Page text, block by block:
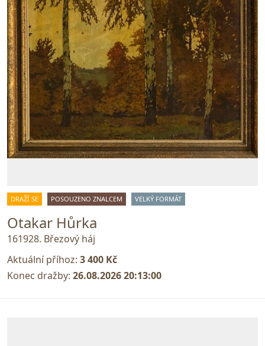
DRAŽÍ SE POSOUZENO ZNALCEM VELKÝ FORMÁT
Otakar Hůrka
161928. Březový háj
Aktuální příhoz: 3 400 Kč
Konec dražby: 26.08.2026 20:13:00